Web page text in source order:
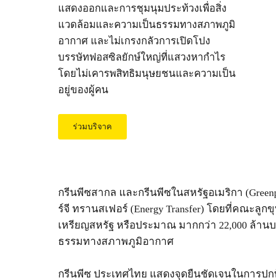
แสดงออกและการชุมนุมประท้วงเพื่อสิ่ง
แวดล้อมและความเป็นธรรมทางสภาพภูมิ
อากาศ และไม่เกรงกลัวการเปิดโปง
บรรษัทฟอสซิลยักษ์ใหญ่ที่แสวงหากำไร
โดยไม่เคารพสิทธิมนุษยชนและความเป็น
อยู่ของผู้คน
ร่วมบริจาค
กรีนพีซสากล และกรีนพีซในสหรัฐอเมริกา
ร์จี ทรานสเฟอร์ (Energy Transfer) โดยที่คณะ
เหรียญสหรัฐ หรือประมาณ มากกว่า 22,000 ล้า
ธรรมทางสภาพภูมิอากาศ
กรีนพีซ ประเทศไทย แสดงจุดยืนชัดเจนในการป